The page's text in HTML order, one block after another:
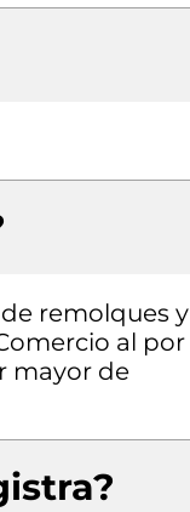
remolques y
al por
mayor de